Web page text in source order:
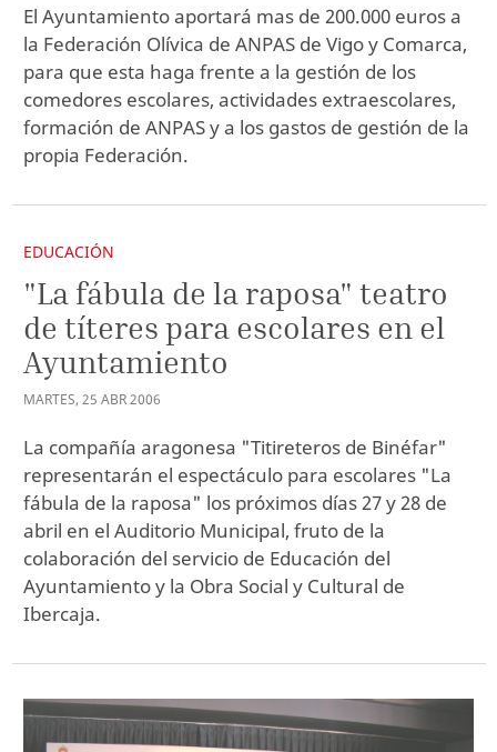
El Ayuntamiento aportará mas de 200.000 euros a
la Federación Olívica de ANPAS de Vigo y Comarca,
para que esta haga frente a la gestión de los
comedores escolares, actividades extraescolares,
formación de ANPAS y a los gastos de gestión de la
propia Federación.
EDUCACIÓN
"La fábula de la raposa" teatro
de títeres para escolares en el
Ayuntamiento
MARTES, 25 ABR2006
La compañía aragonesa "Titireteros de Binéfar"
representarán el espectáculo para escolares "La
fábula de la raposa" los próximos días 27 y 28 de
abril en el Auditorio Municipal, fruto de la
colaboración del servicio de Educación del
Ayuntamiento y la Obra Social y Cultural de
Ibercaja.